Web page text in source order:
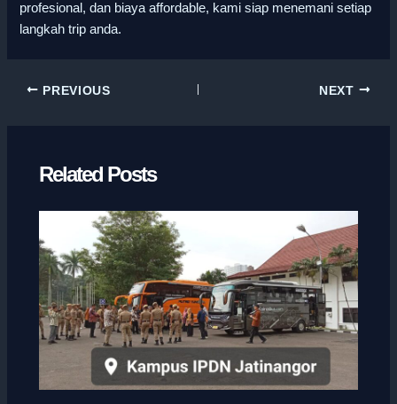
profesional, dan biaya affordable, kami siap menemani setiap
langkah trip anda.
PREVIOUS NEXT
Related Posts